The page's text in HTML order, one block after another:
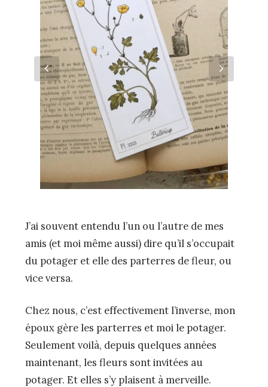
J’ai souvent entendu l’un ou l’autre de mes
amis (et moi même aussi) dire qu’il s’occupait
du potager et elle des parterres de fleur, ou
vice versa.
Chez nous, c’est effectivement l’inverse, mon
époux gère les parterres et moi le potager.
Seulement voilà, depuis quelques années
maintenant, les fleurs sont invitées au
potager. Et elles s’y plaisent à merveille.